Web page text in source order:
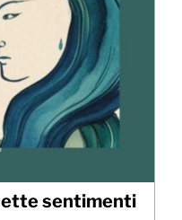
sentimenti